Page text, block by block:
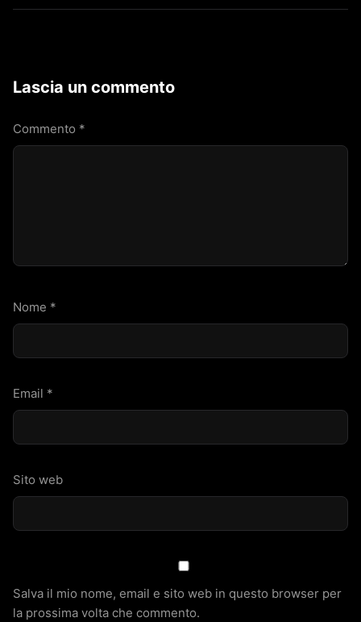
Lascia un commento
Commento *
Nome *
Email *
Sito web
Salva il mio nome, email e sito web in questo browser per
la prossima volta che commento.